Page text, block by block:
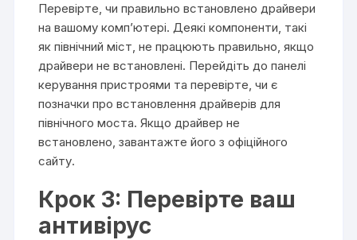
Перевірте, чи правильно встановлено драйвери
на вашому комп’ютері. Деякі компоненти, такі
як північний міст, не працюють правильно, якщо
драйвери не встановлені. Перейдіть до панелі
керування пристроями та перевірте, чи є
позначки про встановлення драйверів для
північного моста. Якщо драйвер не
встановлено, завантажте його з офіційного
сайту.
Крок 3: Перевірте ваш
антивірус